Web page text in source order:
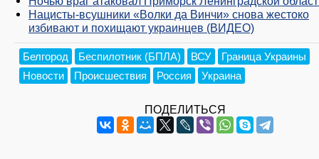
Нацисты-всушники «Волки да Винчи» снова жестоко
избивают и похищают украинцев (ВИДЕО)
Белгород Беспилотник (БПЛА) ВСУ
Граница Украины
Новости
Происшествия Россия Украина
ПОДЕЛИТЬСЯ